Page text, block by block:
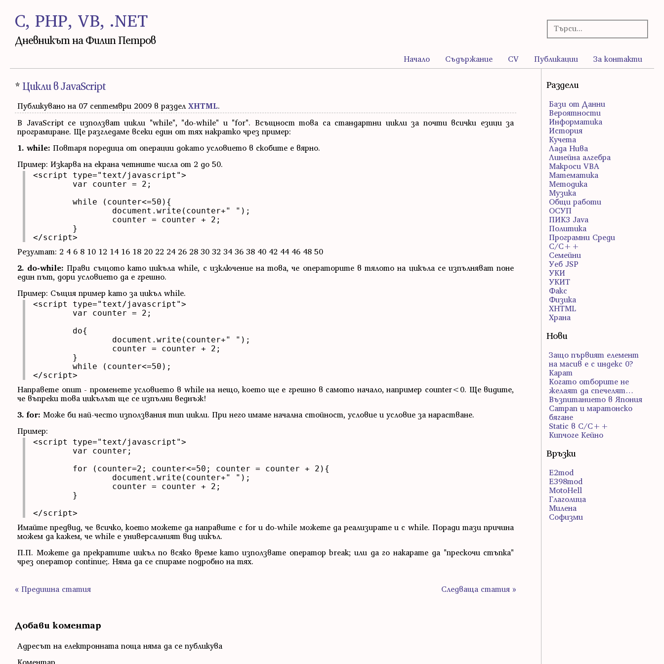
C, PHP, VB, .NET
Дневникът на Филип Петров
Начало Съдържание CV Публикации За контакти
* Цикли в JavaScript
Публикувано на 07 септември 2009 в раздел ХHTML.
В JavaScript се използват цикли "while", "do-while" и "for". Всъщност това са стандартни цикли за почти всички езици за
програмиране. Ще разгледаме всеки един от тях накратко чрез пример:
1. while: Повтаря поредица от операции докато условието в скобите е вярно.
Пример: Изкарва на екрана четните числа от 2 до 50.
<script type="text/javascript">
</script>
Резултат: 2 4 6 8 10 12 14 16 18 20 22 24 26 28 30 32 34 36 38 40 42 44 46 48 50
2. do-while: Прави същото като цикъла while, с изключение на това, че операторите в тялото на цикъла се изпълняват поне
един път, дори условието да е грешно.
Пример: Същия пример като за цикъл while.
<script type="text/javascript">
</script>
Направете опит - променете условието в while на нещо, което ще е грешно в самото начало, например counter<0. Ще видите,
че въпреки това цикълът ще се изпълни веднъж!
3. for: Може би най-често използвания тип цикли. При него имаме начална стойност, условие и условие за нарастване.
Пример:
<script type="text/javascript">
</script>
Имайте предвид, че всичко, което можете да направите с for и do-while можете да реализирате и с while. Поради тази причина
можем да кажем, че while е универсалният вид цикъл.
П.П. Можете да прекратите цикъл по всяко време като използвате оператор break; или да го накарате да "прескочи стъпка"
чрез оператор continue;. Няма да се спираме подробно на тях.
« Предишна статия Следваща статия »
Добави коментар
Адресът на електронната поща няма да се публикува
Коментар
Раздели
Бази от Данни
Вероятности
Информатика
История
Кучета
Лада Нива
Линейна алгебра
Макроси VBA
Математика
Методика
Музика
Общи работи
ОСУП
ПИК3 Java
Политика
Програмни Среди
С/С++
Семейни
Уеб JSP
УКИ
УКИТ
Факс
Физика
ХHTML
Храна
Нови
Защо първият елемент
на масив е с индекс 0?
Карат
Когато отборите не
желаят да спечелят…
Възпитанието в Япония
Сатрап и маратонско
бягане
Static в C/C++
Кипчоге Кейно
Връзки
E2mod
E398mod
MotoHell
Глаголица
Милена
Софизми